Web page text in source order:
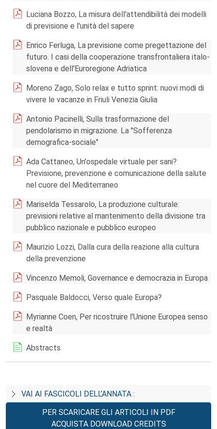
Luciana Bozzo, La misura dell'attendibilità dei modelli
di previsione e l'unità del sapere
Enrico Ferluga, La previsione come pregettazione del
futuro. I casi della cooperazione transfrontaliera italo-
slovena e dell'Euroregione Adriatica
Moreno Zago, Solo relax e tutto sprint: nuovi modi di
vivere le vacanze in Friuli Venezia Giulia
Antonio Pacinelli, Sulla trasformazione del
pendolarismo in migrazione. La "Sofferenza
demografica-sociale"
Ada Cattaneo, Un'ospedale virtuale per sani?
Previsione, prevenzione e comunicazione della salute
nel cuore del Mediterraneo
Mariselda Tessarolo, La produzione culturale:
previsioni relative al mantenimento della divisione tra
pubblico nazionale e pubblico europeo
Maurizio Lozzi, Dalla cura della reazione alla cultura
della prevenzione
Vincenzo Memoli, Governance e democrazia in Europa
Pasquale Baldocci, Verso quale Europa?
Myrianne Coen, Per ricostruire l'Unione Europea senso
e realtà
Abstracts
VAI AI FASCICOLI DELL’ANNATA :
PER SCARICARE GLI ARTICOLI IN PDF
ACQUISTA DOWNLOAD CREDITS